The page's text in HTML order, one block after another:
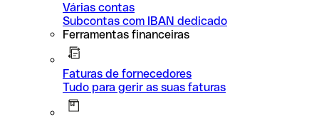
Várias contas
Subcontas com IBAN dedicado
Ferramentas financeiras
Faturas de fornecedores
Tudo para gerir as suas faturas